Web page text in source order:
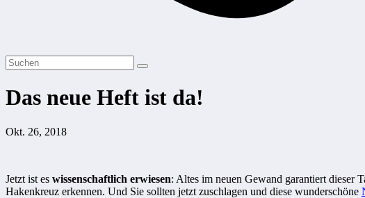
Das neue Heft ist da!
Okt. 26, 2018
Jetzt ist es wissenschaftlich erwiesen: Altes im neuen Gewand garantiert dieser
Hakenkreuz erkennen. Und Sie sollten jetzt zuschlagen und diese wunderschöne